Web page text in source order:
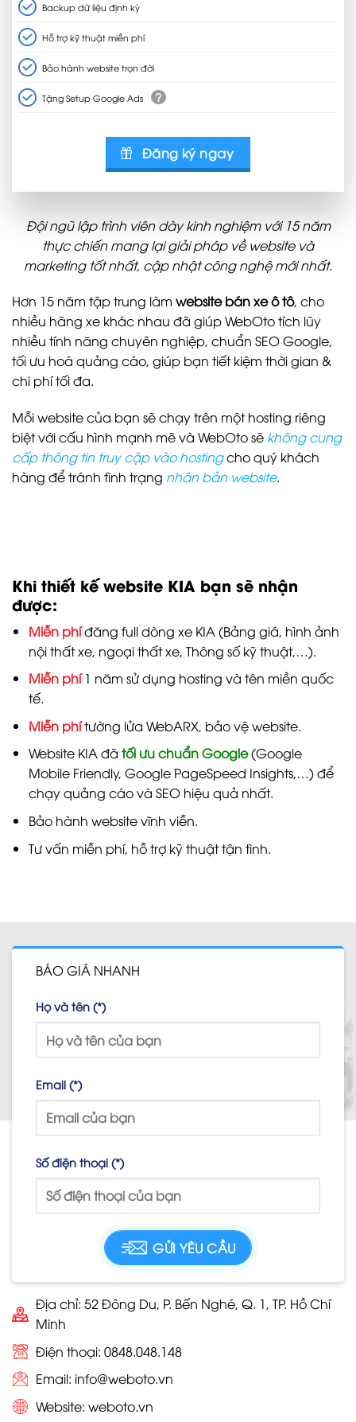
Backup dữ liệu định kỳ
Hỗ trợ kỹ thuật miễn phí
Bảo hành website trọn đời
Tặng Setup Google Ads ?
Đăng ký ngay
Đội ngũ lập trình viên dày kinh nghiệm với 15 năm
thực chiến mang lại giải pháp về website và
marketing tốt nhất, cập nhật công nghệ mới nhất.
Hơn 15 năm tập trung làm website bán xe ô tô, cho
nhiều hãng xe khác nhau đã giúp WebOto tích lũy
nhiều tính năng chuyên nghiệp, chuẩn SEO Google,
tối ưu hoá quảng cáo, giúp bạn tiết kiệm thời gian &
chi phí tối đa.
Mỗi website của bạn sẽ chạy trên một hosting riêng
biệt với cấu hình mạnh mẽ và WebOto sẽ không cung
cấp thông tin truy cập vào hostingcho quý khách
hàng để tránh tình trạng nhân bản website.
Khi thiết kế website KIA bạn sẽ nhận
được:
Miễn phíđăng full dòng xe KIA (Bảng giá, hình ảnh
nội thất xe, ngoại thất xe, Thông số kỹ thuật,…).
Miễn phí1 năm sử dụng hosting và tên miền quốc
tế.
Miễn phítường lửa WebARX, bảo vệ website.
Website KIA đã tối ưu chuẩn Google(Google
Mobile Friendly, Google PageSpeed Insights,…) để
chạy quảng cáo và SEO hiệu quả nhất.
Bảo hành website vĩnh viễn.
Tư vấn miễn phí, hỗ trợ kỹ thuật tận tình.
Địa chỉ: 52 Đông Du, P. Bến Nghé, Q. 1, TP. Hồ Chí
Minh
Điện thoại: 0848.048.148
Email: info@weboto.vn
Website: weboto.vn
BÁO GIÁ NHANH
Họ và tên (*)
Email (*)
Số điện thoại (*)